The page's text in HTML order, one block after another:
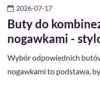
2026-07-17
Buty do
nogawkami -
Wybór odpowiednich
nogawkami to podstawa,